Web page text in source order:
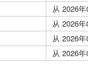
从 2026
从 2026
从 2026
从 2026